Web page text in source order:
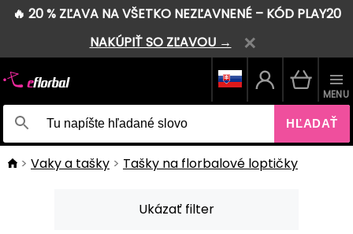
🔥 20 % ZĽAVA NA VŠETKO NEZĽAVNENÉ – KÓD PLAY20
NAKÚPIŤ SO ZĽAVOU →
HĽADAŤ
MENU
Vaky a tašky Tašky na florbalové loptičky
Ukázať filter